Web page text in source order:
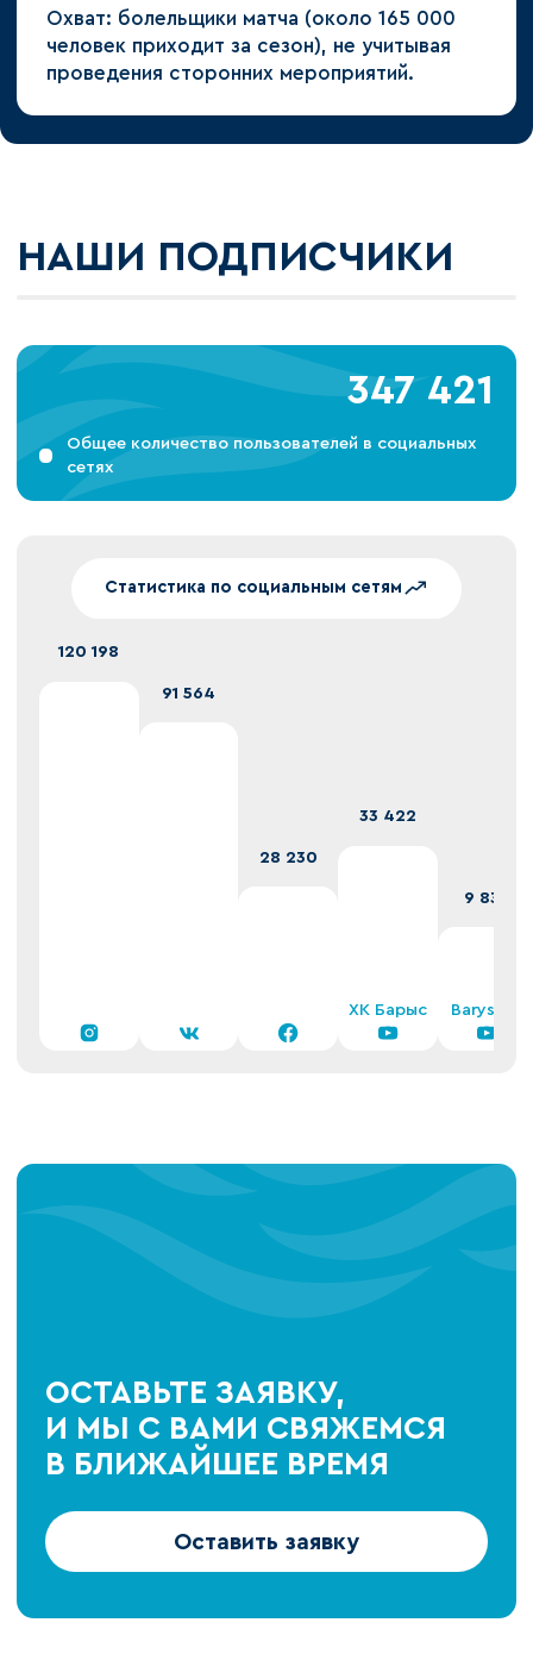
Охват: болельщики матча (около 165 000
человек приходит за сезон), не учитывая
проведения сторонних мероприятий.
НАШИ ПОДПИСЧИКИ
347 421
Общее количество пользователей в социальных
сетях
Статистика по социальным сетям
120 198
91 564
28 230
33 422
ХК Барыс
9 832
Barys TV
ОСТАВЬТЕ ЗАЯВКУ,
И МЫ С ВАМИ СВЯЖЕМСЯ
В БЛИЖАЙШЕЕ ВРЕМЯ
Оставить заявку